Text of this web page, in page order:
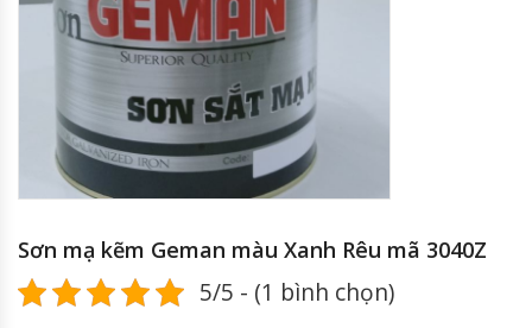
Sơn mạ kẽm Geman màu Xanh Rêu mã 3040Z
5/5 - (1 bình chọn)